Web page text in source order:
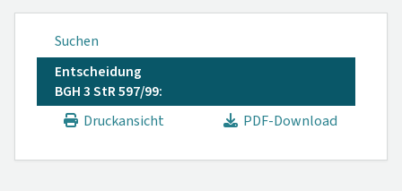
Suchen
Entscheidung
BGH 3 StR 597/99:
Druckansicht
PDF-Download